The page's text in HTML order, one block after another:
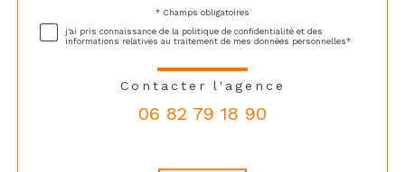
* Champs obligatoires
j'ai pris connaissance de la politique de confidentialité et des
informations relatives au traitement de mes données personnelles*
Contacter l'agence
06 82 79 18 90